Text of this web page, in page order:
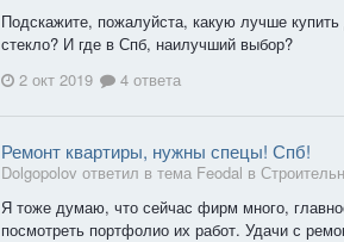
Подскажите, пожалуйста, какую лучше
стекло? И где в Спб, наилучший выбор?
2 окт 2019
4 ответа
Ремонт квартиры, нужны спецы! Спб!
Dolgopolov ответил в тема Feodal в
Я тоже думаю, что сейчас фирм много,
посмотреть портфолио их работ. Удачи с